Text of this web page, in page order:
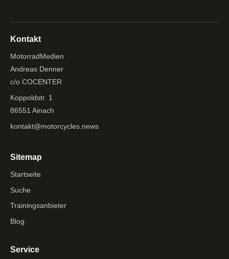
Kontakt
MotorradMedien
Andreas Denner
c/o COCENTER
Koppoldstr. 1
86551 Ainach
kontakt@motorcycles.news
Sitemap
Startseite
Suche
Trainingsanbieter
Blog
Service